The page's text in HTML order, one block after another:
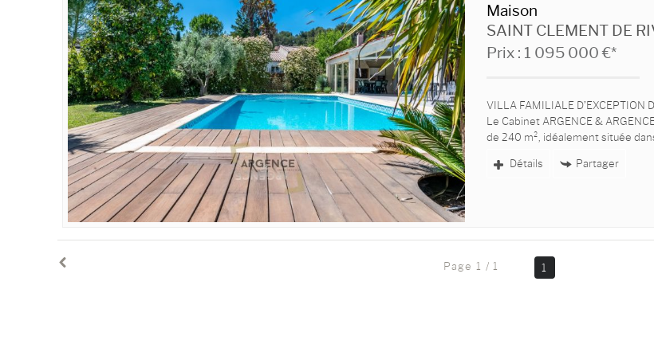
Maison
SAINT CLEMENT DE
Prix : 1 095 000 €*
VILLA FAMILIALE D’EXCEPTION
Le Cabinet ARGENCE &
de 240 m², idéalement située
Détails Partager
Page 1 / 1 1